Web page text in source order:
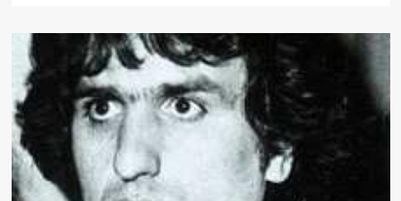
Ranking
der
ESC-
Beiträge
2024
(37–
11)